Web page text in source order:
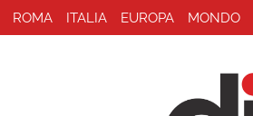
ROMA ITALIA EUROPA MONDO